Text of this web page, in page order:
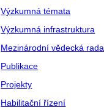
Výzkumná témata
Výzkumná infrastruktura
Mezinárodní vědecká rada
Publikace
Projekty
Habilitační řízení